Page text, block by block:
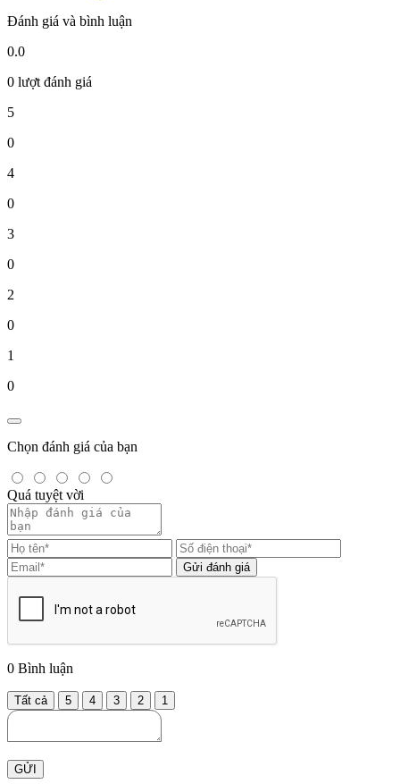
Đánh giá và bình luận
0.0
0 lượt đánh giá
5
0
4
0
3
0
2
0
1
0
Chọn đánh giá của bạn
Quá tuyệt vời
Gửi đánh giá
0 Bình luận
Tất cả 5 4 3 2 1
GỬI